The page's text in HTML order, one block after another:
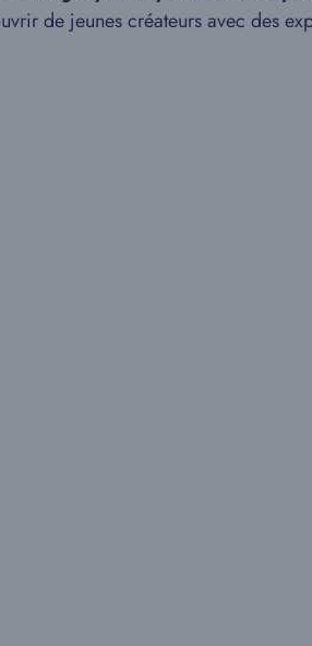
de jeunes créateurs avec des